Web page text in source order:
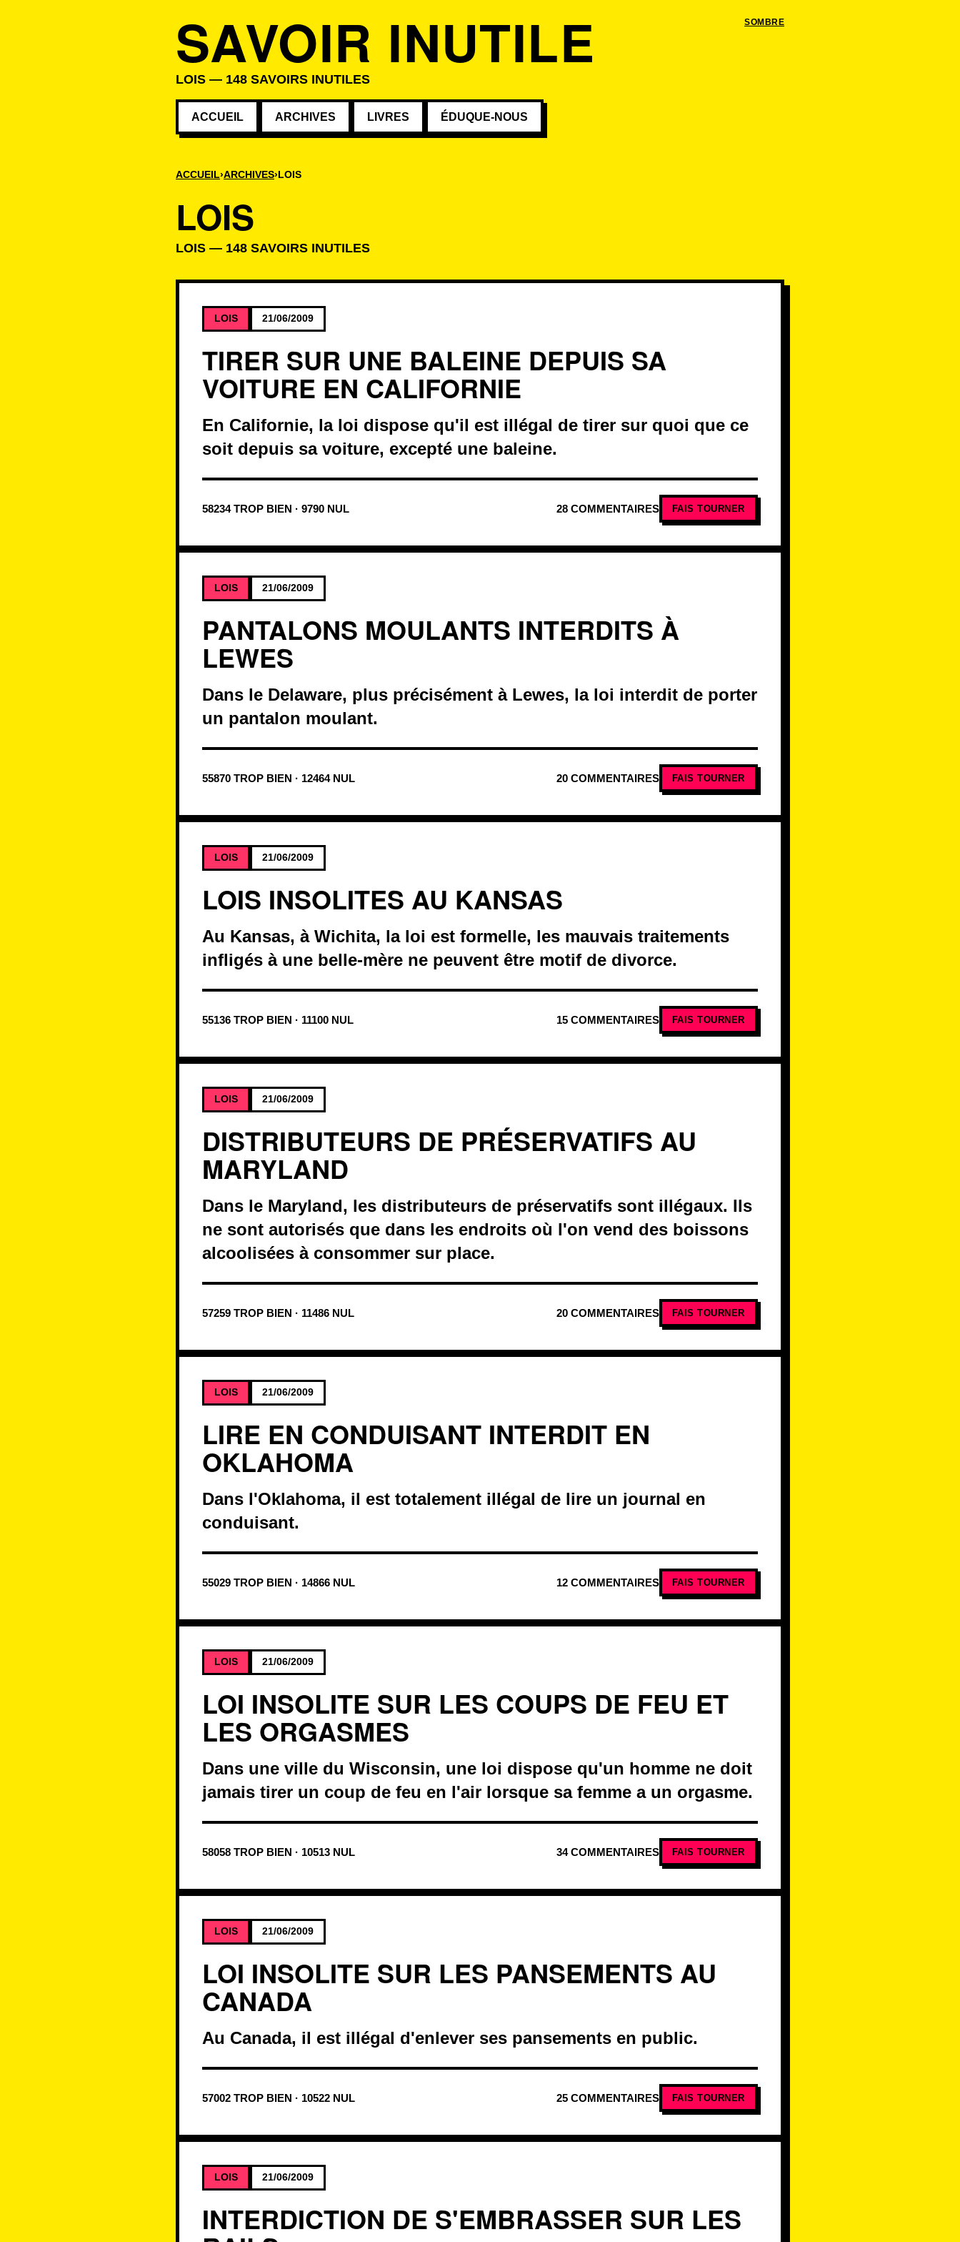
SOMBRE
SAVOIR INUTILE
LOIS — 148 SAVOIRS INUTILES
ACCUEIL ARCHIVES LIVRES ÉDUQUE-NOUS
ACCUEIL ARCHIVES LOIS
LOIS
LOIS — 148 SAVOIRS INUTILES
Savoirs de la catégorie
LOIS 21/06/2009
TIRER SUR UNE BALEINE DEPUIS SA
VOITURE EN CALIFORNIE
En Californie, la loi dispose qu'il est illégal de tirer sur quoi que ce
soit depuis sa voiture, excepté une baleine.
58234 TROP BIEN · 9790 NUL 28 COMMENTAIRES FAIS TOURNER
LOIS 21/06/2009
PANTALONS MOULANTS INTERDITS À
LEWES
Dans le Delaware, plus précisément à Lewes, la loi interdit de porter
un pantalon moulant.
55870 TROP BIEN · 12464 NUL 20 COMMENTAIRES FAIS TOURNER
LOIS 21/06/2009
LOIS INSOLITES AU KANSAS
Au Kansas, à Wichita, la loi est formelle, les mauvais traitements
infligés à une belle-mère ne peuvent être motif de divorce.
55136 TROP BIEN · 11100 NUL 15 COMMENTAIRES FAIS TOURNER
LOIS 21/06/2009
DISTRIBUTEURS DE PRÉSERVATIFS AU
MARYLAND
Dans le Maryland, les distributeurs de préservatifs sont illégaux. Ils
ne sont autorisés que dans les endroits où l'on vend des boissons
alcoolisées à consommer sur place.
57259 TROP BIEN · 11486 NUL 20 COMMENTAIRES FAIS TOURNER
LOIS 21/06/2009
LIRE EN CONDUISANT INTERDIT EN
OKLAHOMA
Dans l'Oklahoma, il est totalement illégal de lire un journal en
conduisant.
55029 TROP BIEN · 14866 NUL 12 COMMENTAIRES FAIS TOURNER
LOIS 21/06/2009
LOI INSOLITE SUR LES COUPS DE FEU ET
LES ORGASMES
Dans une ville du Wisconsin, une loi dispose qu'un homme ne doit
jamais tirer un coup de feu en l'air lorsque sa femme a un orgasme.
58058 TROP BIEN · 10513 NUL 34 COMMENTAIRES FAIS TOURNER
LOIS 21/06/2009
LOI INSOLITE SUR LES PANSEMENTS AU
CANADA
Au Canada, il est illégal d'enlever ses pansements en public.
57002 TROP BIEN · 10522 NUL 25 COMMENTAIRES FAIS TOURNER
LOIS 21/06/2009
INTERDICTION DE S'EMBRASSER SUR LES